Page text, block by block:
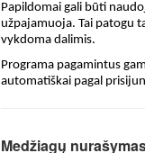
Papildomai gali būti
užpajamuoja. Tai patogu
vykdoma dalimis.
Programa pagamintus
automatiškai pagal
Medžiagų